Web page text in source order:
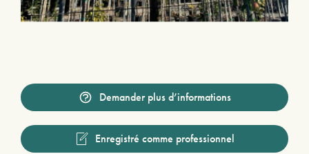
Demander plus d’informations
Enregistré comme professionnel